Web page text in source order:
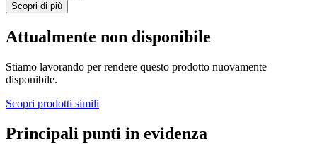
Scopri di più
Attualmente non disponibile
Stiamo lavorando per rendere questo prodotto nuovamente
disponibile.
Scopri prodotti simili
Principali punti in evidenza